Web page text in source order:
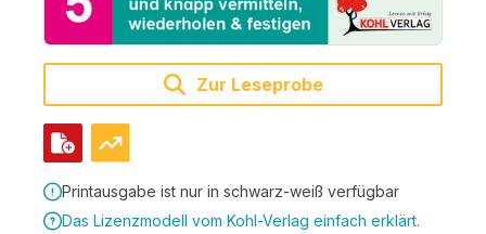
Zur Leseprobe
Printausgabe ist nur in schwarz-weiß verfügbar
Das Lizenzmodell vom Kohl-Verlag einfach erklärt.